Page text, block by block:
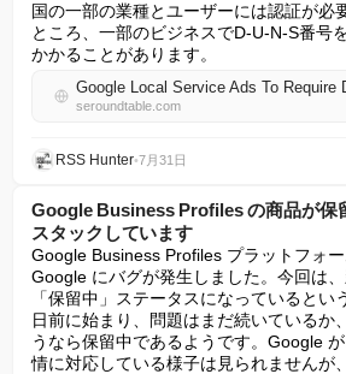
国の一部の業種とユーザーには認証が必
ところ、一部のビジネスでD-U-N-S番号
かかることがあります。
seroundtable.com
RSS Hunter•7月31日
Google Business Profiles の商品が保
スタックしています
Google Business Profiles プラットフォ
Google にバグが発生しました。今回は
「保留中」ステータスになっているとい
日前に始まり、問題はまだ続いているか
うなら保留中であるようです。Google
情に対応している様子は見られませんが